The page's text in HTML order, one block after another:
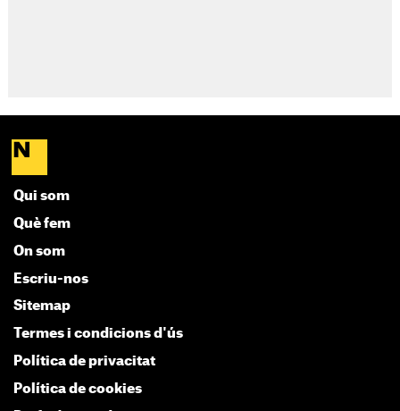
Qui som
Què fem
On som
Escriu-nos
Sitemap
Termes i condicions d'ús
Política de privacitat
Política de cookies